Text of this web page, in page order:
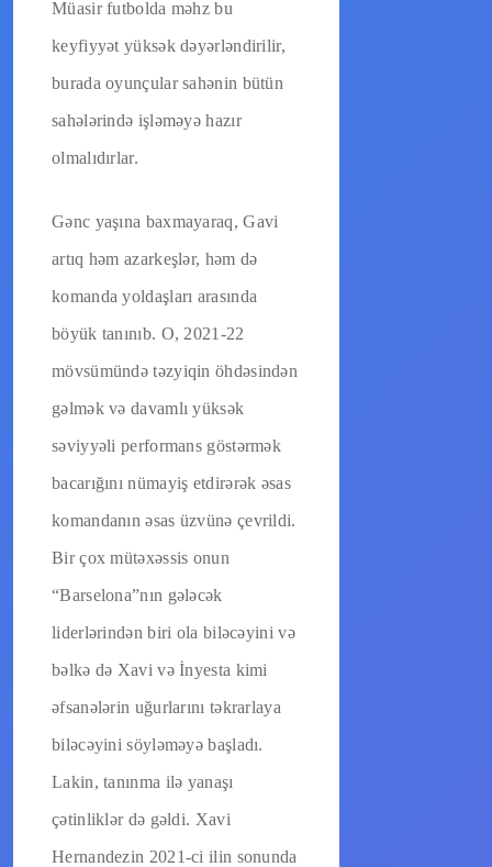
Müasir futbolda məhz bu
keyfiyyət yüksək dəyərləndirilir,
burada oyunçular sahənin bütün
sahələrində işləməyə hazır
olmalıdırlar.
Gənc yaşına baxmayaraq, Gavi
artıq həm azarkeşlər, həm də
komanda yoldaşları arasında
böyük tanınıb. O, 2021-22
mövsümündə təzyiqin öhdəsindən
gəlmək və davamlı yüksək
səviyyəli performans göstərmək
bacarığını nümayiş etdirərək əsas
komandanın əsas üzvünə çevrildi.
Bir çox mütəxəssis onun
“Barselona”nın gələcək
liderlərindən biri ola biləcəyini və
bəlkə də Xavi və İnyesta kimi
əfsanələrin uğurlarını təkrarlaya
biləcəyini söyləməyə başladı.
Lakin, tanınma ilə yanaşı
çətinliklər də gəldi. Xavi
Hernandezin 2021-ci ilin sonunda